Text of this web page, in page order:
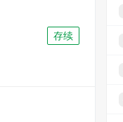
存续